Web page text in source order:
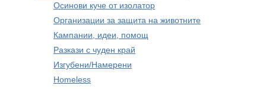
Осинови куче от изолатор
Организации за защита на животните
Кампании, идеи, помощ
Разкази с чуден край
Изгубени/Намерени
Homeless